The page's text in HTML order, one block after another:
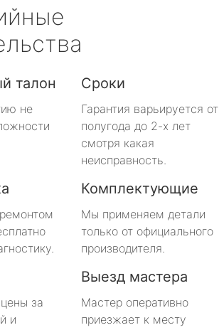
талон
не
Сроки
Гарантия варьируется от
полугода до 2-х лет
смотря какая
неисправность.
Комплектующие
Мы применяем детали
только от официального
производителя.
за
и
Выезд мастера
Мастер оперативно
приезжает к месту